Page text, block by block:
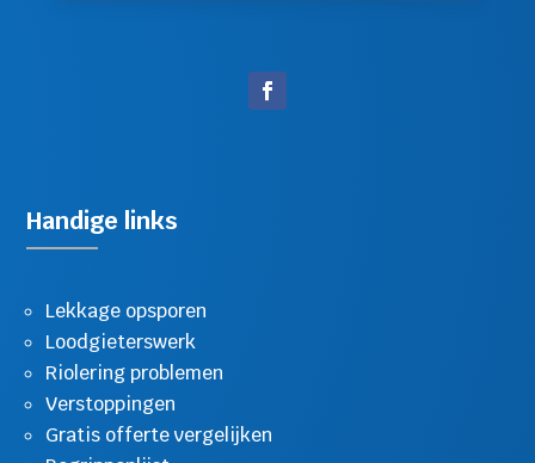
Handige links
Lekkage opsporen
Loodgieterswerk
Riolering problemen
Verstoppingen
Gratis offerte vergelijken